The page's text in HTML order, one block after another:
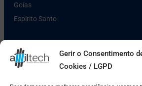
Gerir o Consentimento
Cookies / LGPD
Goías
Espirito Santo
Links Úteis
Política de Privacidade